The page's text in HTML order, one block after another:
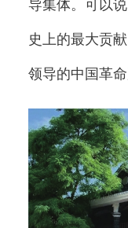
导集体。可以
史上的最大贡
领导的中国革